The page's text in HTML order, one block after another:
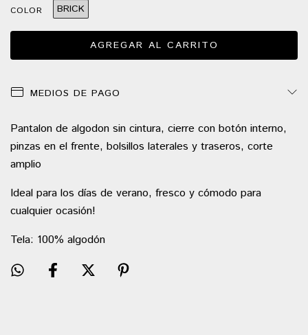
COLOR BRICK
MEDIOS DE PAGO
Pantalon de algodon sin cintura, cierre con botón interno,
pinzas en el frente, bolsillos laterales y traseros, corte
amplio
Ideal para los días de verano, fresco y cómodo para
cualquier ocasión!
Tela: 100% algodón